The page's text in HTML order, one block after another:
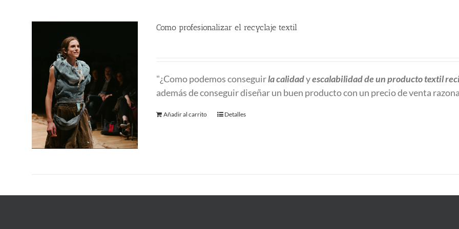
Como profesionalizar el recyclaje textil
"¿Como podemos conseguirla calidadyescalabilidadde un producto textil
además de conseguir diseñar un buen producto con un precio de venta
Añadir al carrito Detalles